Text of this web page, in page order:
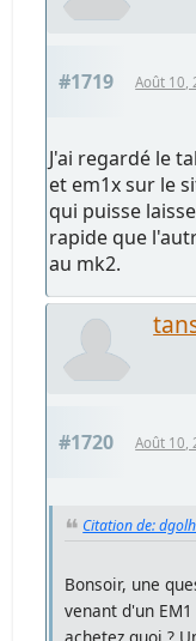
#1719 Août 10,
J'ai regardé le
et em1x sur le
qui puisse
rapide que
au mk2.
#1720 Août 10,
Citation de:
Bonsoir, une
venant d'un